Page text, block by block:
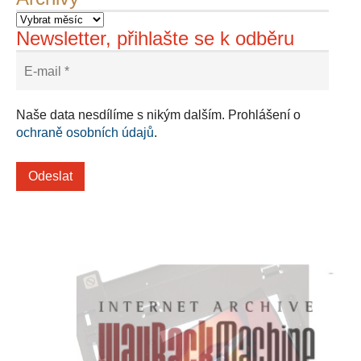
Newsletter, přihlašte se k odběru
Naše data nesdílíme s nikým dalším. Prohlášení o
ochraně osobních údajů.